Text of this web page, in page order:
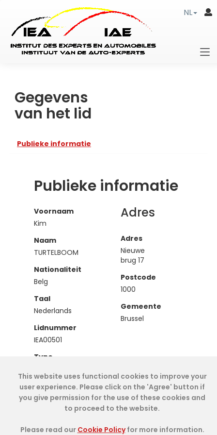
NL
Gegevens
van het lid
Publieke informatie
Publieke informatie
Voornaam
Kim
Naam
TURTELBOOM
Nationaliteit
Belg
Taal
Nederlands
Lidnummer
IEA00501
Type
Adres
Adres
Nieuwe
brug 17
Postcode
1000
Gemeente
Brussel
Cookie Policy- IAE-IEA2026-My Dashboard
This website uses functional cookies to improve your
user experience. Please click on the 'Agree' button if
you give permission for the use of these cookies and
to proceed to the website.
Please read our Cookie Policyfor more information.